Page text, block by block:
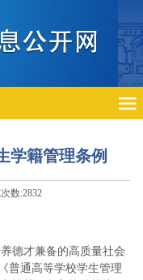
学籍管理条例
数:2832
才兼备的高质量社会
普通高等学校学生管理